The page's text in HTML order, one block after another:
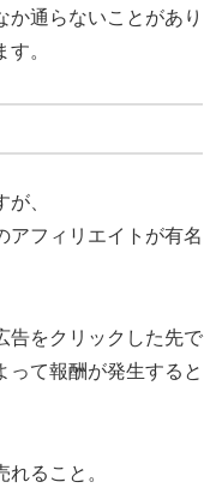
か通らないことがあり
。
、
アフィリエイトが有名
告をクリックした先で
って報酬が発生すると
ること。